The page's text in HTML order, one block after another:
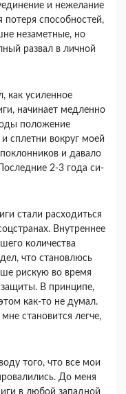
и нежелание
потеря способностей,
незаметные, но
развал в лич­ной
как уси­ленное
начинает медленно
положение
сплетни вокруг моей
и давало
2-3 года си­
стали расходиться
Внутреннее
количества
что становлюсь
рискую во время
В принципе,
как-то не думал.
становится легче,
того, что все мои
До меня
в любой западной